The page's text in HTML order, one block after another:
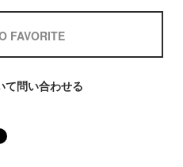
FAVORITE
て問い合わせる